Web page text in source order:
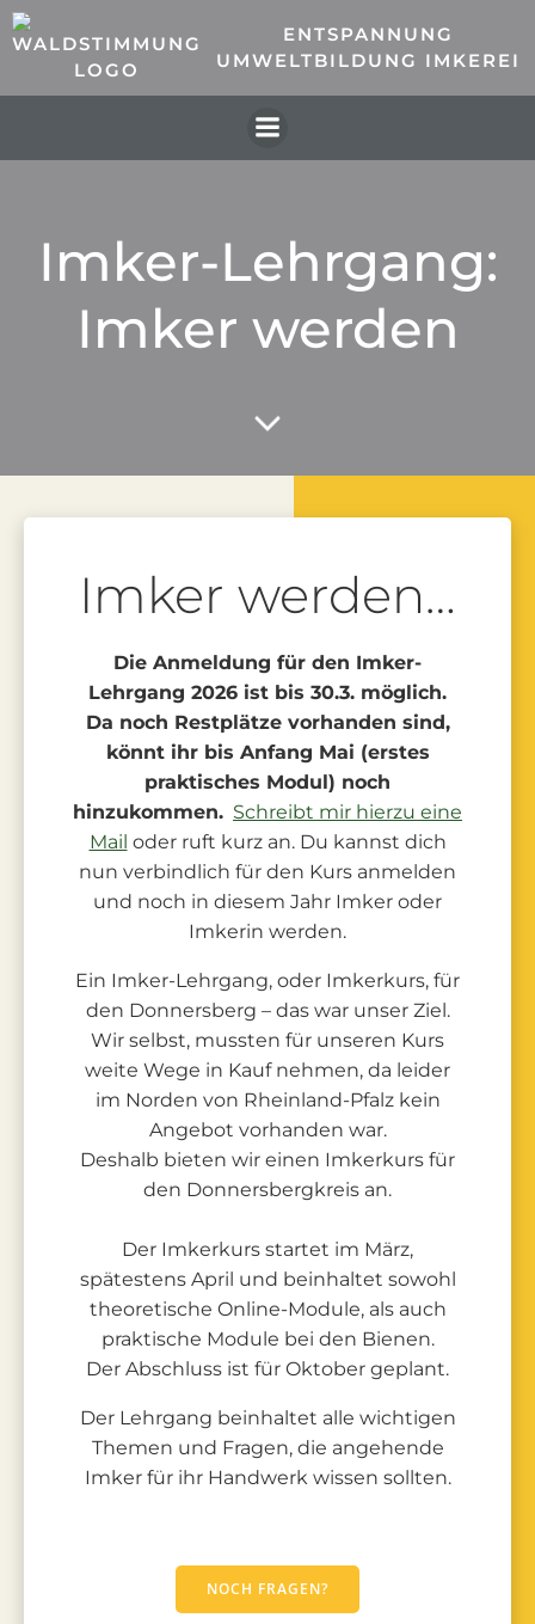
Inhalt
springen
ENTSPANNUNG
UMWELTBILDUNG IMKEREI
Imker-Lehrgang:
Imker werden
Imker werden…
Die Anmeldung für den Imker-
Lehrgang 2026 ist bis 30.3. möglich.
Da noch Restplätze vorhanden sind,
könnt ihr bis Anfang Mai (erstes
praktisches Modul) noch
hinzukommen. Schreibt mir hierzu eine
Mail oder ruft kurz an. Du kannst dich
nun verbindlich für den Kurs anmelden
und noch in diesem Jahr Imker oder
Imkerin werden.
Ein Imker-Lehrgang, oder Imkerkurs, für
den Donnersberg – das war unser Ziel.
Wir selbst, mussten für unseren Kurs
weite Wege in Kauf nehmen, da leider
im Norden von Rheinland-Pfalz kein
Angebot vorhanden war.
Deshalb bieten wir einen Imkerkurs für
den Donnersbergkreis an.
Der Imkerkurs startet im März,
spätestens April und beinhaltet sowohl
theoretische Online-Module, als auch
praktische Module bei den Bienen.
Der Abschluss ist für Oktober geplant.
Der Lehrgang beinhaltet alle wichtigen
Themen und Fragen, die angehende
Imker für ihr Handwerk wissen sollten.
NOCH FRAGEN?